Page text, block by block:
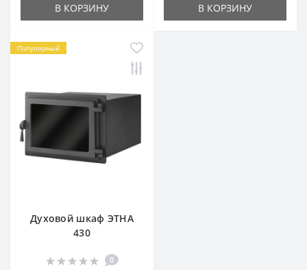
В КОРЗИНУ В КОРЗИНУ
Популярный
Духовой шкаф ЭТНА
430
0